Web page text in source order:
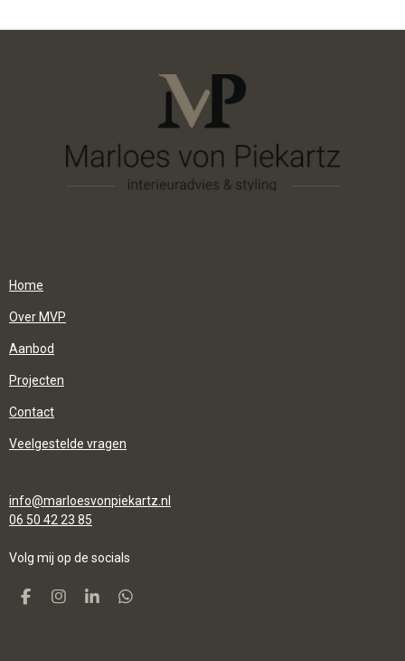
Home
Over MVP
Aanbod
Projecten
Contact
Veelgestelde vragen
info@marloesvonpiekartz.nl
06 50 42 23 85
Volg mij op de socials
F
I
L
W